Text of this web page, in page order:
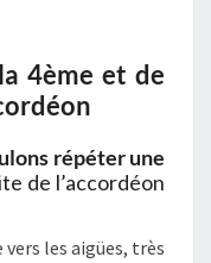
4ème et de
répéter une
de l’accordéon
vers les aigües, très